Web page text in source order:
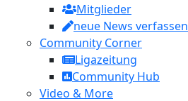
Mitglieder
neue News verfassen
Community Corner
Ligazeitung
Community Hub
Video & More